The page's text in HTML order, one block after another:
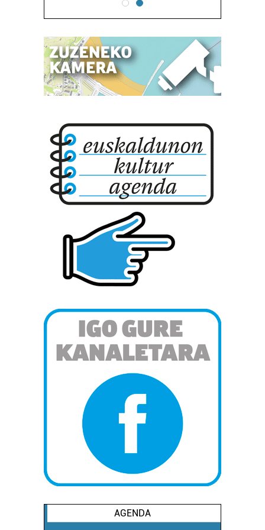
Bazkide batzuek ez dizute baimenik eskatzen, eta beren
interes komertzial legitimoetan babesten dira. Ikusi gure
duten interes legitimoa eta horren aurka nola egin
dezakezun ikusteko.
Lortu zure datu pertsonalak prozesatzeko moduari
zure baimena Cookieen adierazpenean.
Webgune honek cookie propioak eta hirugarrenen cookie-
fitxategiak erabiltzen ditu. Zure esperientzia eta
zerbitzuak hobetzeko asmoz, cookie teknologiaz
baliatzen gara. Ohar hau onartuz gero, teknologia hori
erabiltzeko baimen esplizitua ematen diguzu.
AGENDA